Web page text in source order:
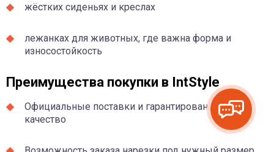
жёстких сиденьях и креслах
лежанках для животных, где важна форма и
износостойкость
Преимущества покупки в IntStyle
Официальные поставки и гарантированное
качество